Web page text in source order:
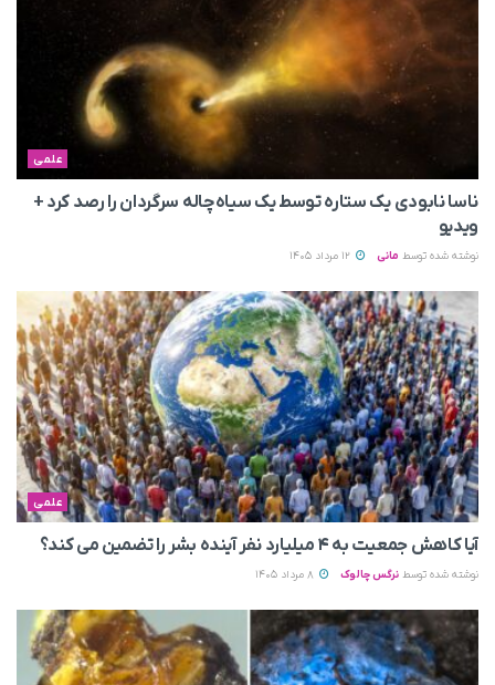
علمی
ناسا نابودی یک ستاره توسط یک سیاه‌چاله سرگردان را رصد کرد +
ویدیو
نوشته شده توسط مانی 12 مرداد 1405
علمی
آیا کاهش جمعیت به ۴ میلیارد نفر آینده بشر را تضمین می‌ کند؟
نوشته شده توسط نرگس چالوک 8 مرداد 1405